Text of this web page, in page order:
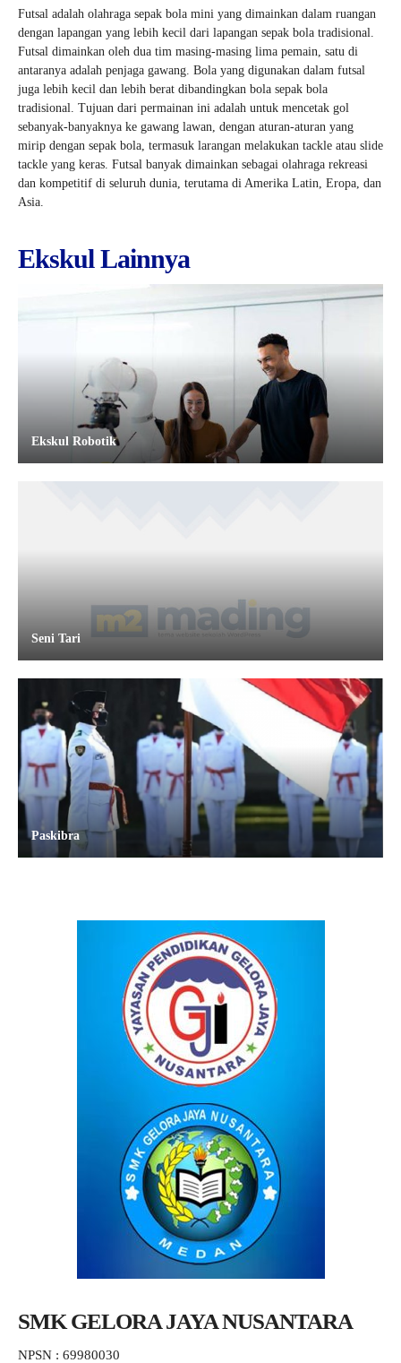
Futsal adalah olahraga sepak bola mini yang dimainkan dalam ruangan
dengan lapangan yang lebih kecil dari lapangan sepak bola tradisional.
Futsal dimainkan oleh dua tim masing-masing lima pemain, satu di
antaranya adalah penjaga gawang. Bola yang digunakan dalam futsal
juga lebih kecil dan lebih berat dibandingkan bola sepak bola
tradisional. Tujuan dari permainan ini adalah untuk mencetak gol
sebanyak-banyaknya ke gawang lawan, dengan aturan-aturan yang
mirip dengan sepak bola, termasuk larangan melakukan tackle atau slide
tackle yang keras. Futsal banyak dimainkan sebagai olahraga rekreasi
dan kompetitif di seluruh dunia, terutama di Amerika Latin, Eropa, dan
Asia.
Ekskul Lainnya
Ekskul Robotik
Seni Tari
Paskibra
SMK GELORA JAYA NUSANTARA
NPSN : 69980030